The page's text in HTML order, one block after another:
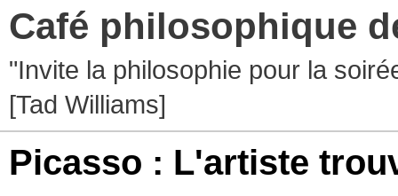
Café philosophique
"Invite la philosophie pour la
[Tad Williams]
Picasso : L'artiste